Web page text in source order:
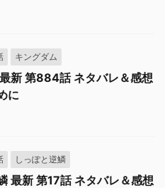
キングダム
新 第884話 ネタバレ＆感想
に
しっぽと逆鱗
最新 第17話 ネタバレ＆感想